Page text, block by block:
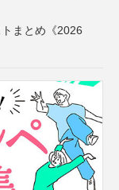
まとめ《2026